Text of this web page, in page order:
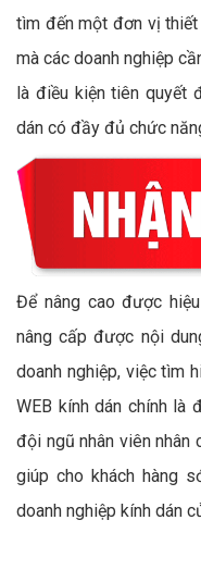
tìm đến một đơn vị
mà các doanh nghiệp
là điều kiện tiên quyết
dán có đầy đủ chức
Để nâng cao được
nâng cấp được nội
doanh nghiệp, việc tìm
WEB kính dán chính là
đội ngũ nhân viên nhân
giúp cho khách hàng
doanh nghiệp kính dán